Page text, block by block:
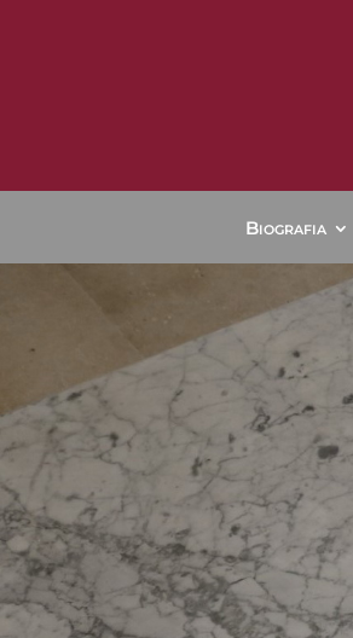
BIOGRAFIA